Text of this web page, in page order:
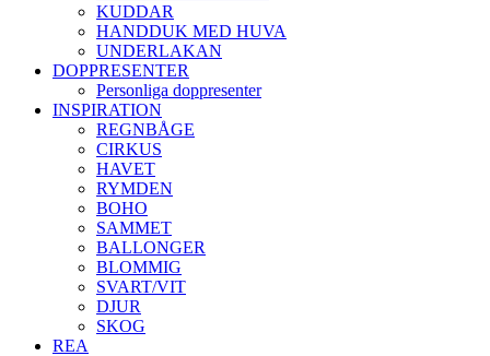
KUDDAR
HANDDUK MED HUVA
UNDERLAKAN
DOPPRESENTER
Personliga doppresenter
INSPIRATION
REGNBÅGE
CIRKUS
HAVET
RYMDEN
BOHO
SAMMET
BALLONGER
BLOMMIG
SVART/VIT
DJUR
SKOG
REA